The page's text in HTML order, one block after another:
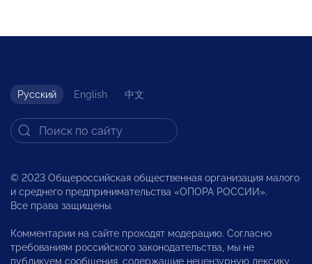
Русский English 中文
© 2023 Общероссийская общественная организация малого
и среднего предпринимательства «ОПОРА РОССИИ».
Все права защищены.
Комментарии на сайте проходят модерацию. Согласно
требованиям российского законодательства, мы не
публикуем сообщения, содержащие нецензурную лексику